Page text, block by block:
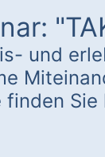
und
Sie